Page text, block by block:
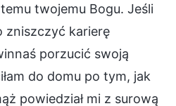
twojemu Bogu. Jeśli
zniszczyć karierę
porzucić swoją
do domu po tym, jak
powiedział mi z surową